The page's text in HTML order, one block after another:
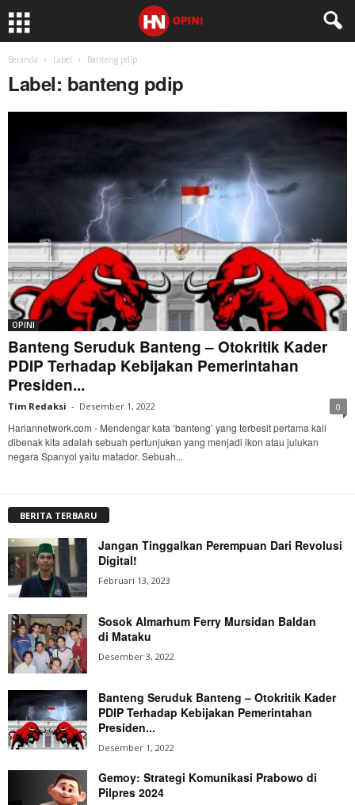
Beranda Label Banteng pdip
Label: banteng pdip
OPINI
Banteng Seruduk Banteng – Otokritik Kader
PDIP Terhadap Kebijakan Pemerintahan
Presiden...
Tim Redaksi - Desember 1, 2022 0
Hariannetwork.com - Mendengar kata ‘banteng’ yang terbesit pertama kali
dibenak kita adalah sebuah pertunjukan yang menjadi ikon atau julukan
negara Spanyol yaitu matador. Sebuah...
BERITA TERBARU
Jangan Tinggalkan Perempuan Dari Revolusi
Digital!
Februari 13, 2023
Sosok Almarhum Ferry Mursidan Baldan
di Mataku
Desember 3, 2022
Banteng Seruduk Banteng – Otokritik Kader
PDIP Terhadap Kebijakan Pemerintahan
Presiden...
Desember 1, 2022
Gemoy: Strategi Komunikasi Prabowo di
Pilpres 2024